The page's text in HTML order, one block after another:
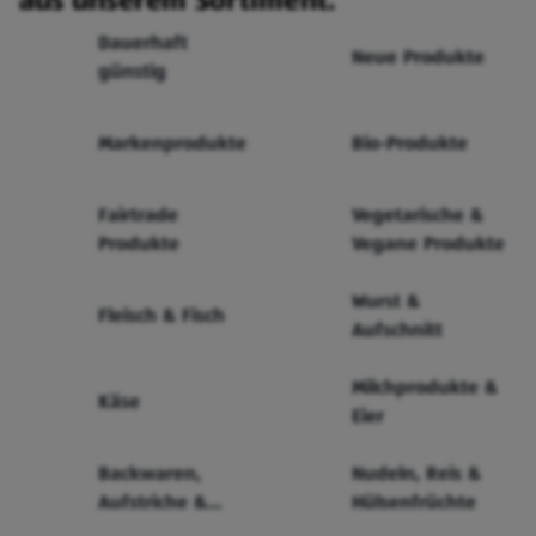
Dauerhaft
günstig
Neue Produkte
Markenprodukte Bio-Produkte
Fairtrade
Produkte
Vegetarische &
Vegane Produkte
Fleisch & Fisch
Wurst &
Aufschnitt
Käse
Milchprodukte &
Eier
Backwaren,
Aufstriche &
Nudeln, Reis &
Hülsenfrüchte